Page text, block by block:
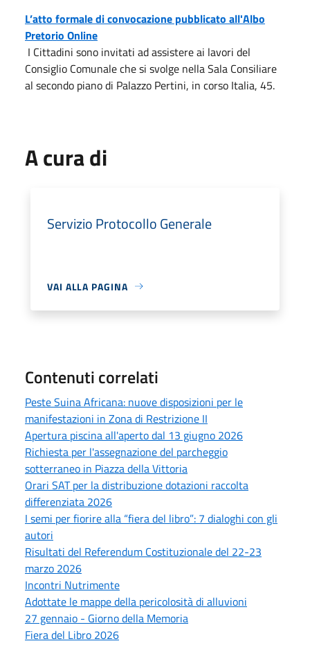
L’atto formale di convocazione pubblicato all'Albo
Pretorio Online
I Cittadini sono invitati ad assistere ai lavori del
Consiglio Comunale che si svolge nella Sala Consiliare
al secondo piano di Palazzo Pertini, in corso Italia, 45.
A cura di
Servizio Protocollo Generale
VAI ALLA PAGINA
Contenuti correlati
Peste Suina Africana: nuove disposizioni per le
manifestazioni in Zona di Restrizione II
Apertura piscina all'aperto dal 13 giugno 2026
Richiesta per l'assegnazione del parcheggio
sotterraneo in Piazza della Vittoria
Orari SAT per la distribuzione dotazioni raccolta
differenziata 2026
I semi per fiorire alla “fiera del libro”: 7 dialoghi con gli
autori
Risultati del Referendum Costituzionale del 22-23
marzo 2026
Incontri Nutrimente
Adottate le mappe della pericolosità di alluvioni
27 gennaio - Giorno della Memoria
Fiera del Libro 2026